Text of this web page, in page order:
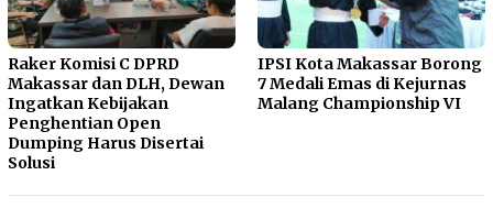
Raker Komisi C DPRD
Makassar dan DLH, Dewan
Ingatkan Kebijakan
Penghentian Open
Dumping Harus Disertai
Solusi
IPSI Kota Makassar Borong
7 Medali Emas di Kejurnas
Malang Championship VI